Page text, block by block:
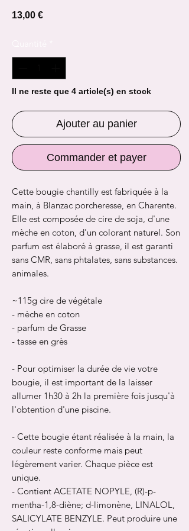
13,00 €Prix
Il ne reste que 4 article(s) en stock
Ajouter au panier
Commander et payer
Cette bougie chantilly est fabriquée à la
main, à Blanzac porcheresse, en Charente.
Elle est composée de cire de soja, d'une
mèche en coton, d'un colorant naturel. Son
parfum est élaboré à grasse, il est garanti
sans CMR, sans phtalates, sans substances.
animales.
~115g cire de végétale
- mèche en coton
- parfum de Grasse
- tasse en grès
- Pour optimiser la durée de vie votre
bougie, il est important de la laisser
allumer 1h30 à 2h la première fois jusqu'à
l'obtention d'une piscine.
- Cette bougie étant réalisée à la main, la
couleur reste conforme mais peut
légèrement varier. Chaque pièce est
unique.
- Contient ACETATE NOPYLE, (R)-p-
mentha-1,8-diène; d-limonène, LINALOL,
SALICYLATE BENZYLE. Peut produire une